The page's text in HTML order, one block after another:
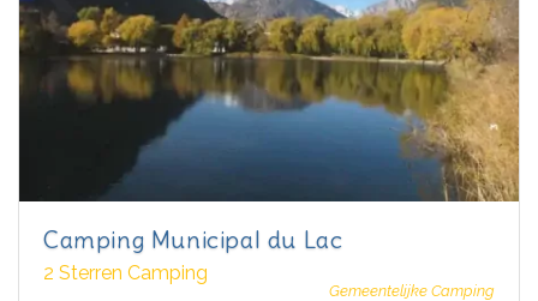
Camping Municipal du Lac
2 Sterren Camping
Gemeentelijke Camping